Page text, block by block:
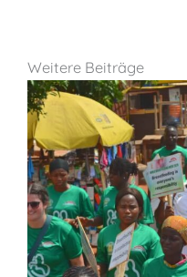
Weitere Beiträge